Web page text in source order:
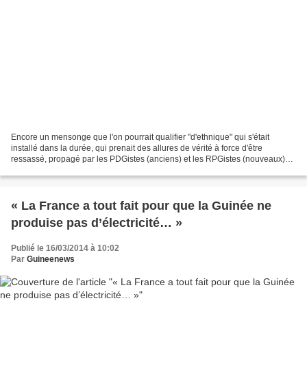
Encore un mensonge que l'on pourrait qualifier "d'ethnique" qui s'était
installé dans la durée, qui prenait des allures de vérité à force d'être
ressassé, propagé par les PDGistes (anciens) et les RPGistes (nouveaux)
« La France a tout fait pour que la Guinée ne
produise pas d’électricité… »
Publié le 16/03/2014 à 10:02
Par Guineenews